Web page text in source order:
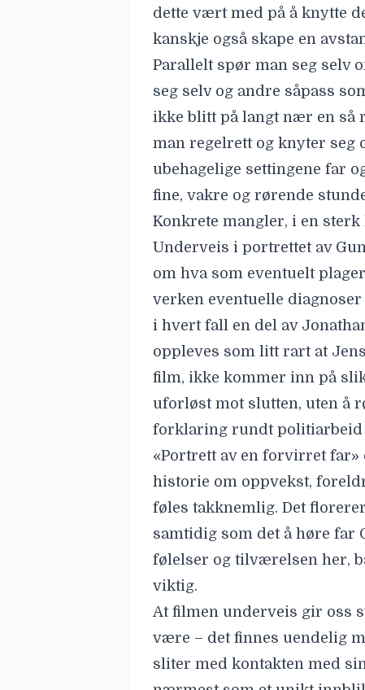
dette vært med på å knytte
kanskje også skape en
Parallelt spør man seg selv
seg selv og andre såpass
ikke blitt på langt nær en så
man regelrett og knyter seg
ubehagelige settingene far
fine, vakre og rørende
Konkrete mangler, i en sterk
Underveis i portrettet av
om hva som eventuelt
verken eventuelle
i hvert fall en del av
oppleves som litt rart at
film, ikke kommer inn på
uforløst mot slutten, uten å
forklaring rundt politiarbeid
«Portrett av en forvirret
historie om oppvekst,
føles takknemlig. Det
samtidig som det å høre far
følelser og tilværelsen her,
viktig.
At filmen underveis gir oss
være – det finnes uendelig
sliter med kontakten med